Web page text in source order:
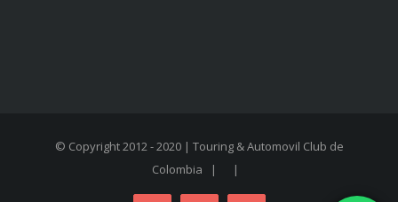
© Copyright 2012 - 2020 | Touring & Automovil Club de
Colombia | |